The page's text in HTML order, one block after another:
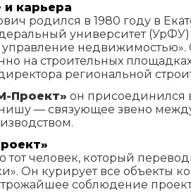
и карьера
родился в 1980 году в
университет (УрФУ)
управление недвижимостью».
на строительных
региональной
Проект» он присоединился
нишу — связующее звено
тот человек, который
Он курирует все объекты
соблюдение